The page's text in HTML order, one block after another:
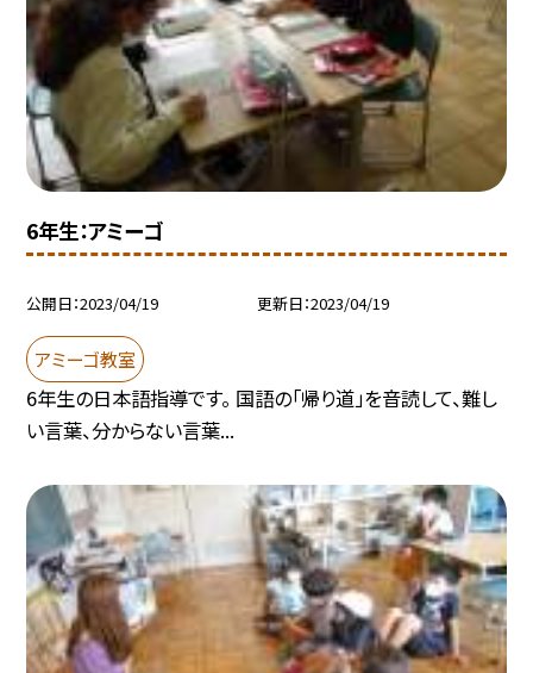
6年生：アミーゴ
公開日 2023/04/19 更新日 2023/04/19
アミーゴ教室
6年生の日本語指導です。 国語の「帰り道」を音読して、難し
い言葉、分からない言葉...